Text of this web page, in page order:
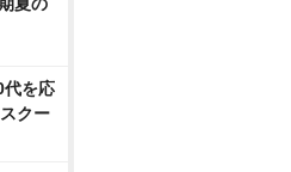
代を応
クー